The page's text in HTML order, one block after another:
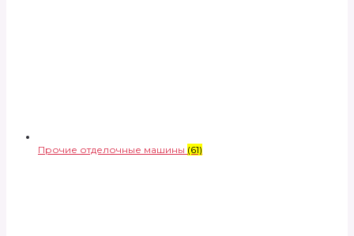
Прочие отделочные машины (61)